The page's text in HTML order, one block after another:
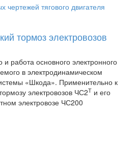
чертежей тягового двигателя
тормоз электровозов
и работа основного электронного
в электродинамическом
«Шкода». Применительно к
электровозов ЧС2Т и его
электровозе ЧС200